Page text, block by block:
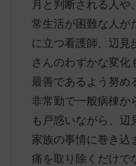
月と判断される人や
常生活が困難な人が
に立つ看護師、辺見
さんのわずかな変化
最善であるよう努め
非常勤で一般病棟か
も戸惑いながら、辺
家族の事情に巻き込
痛を取り除くだけで